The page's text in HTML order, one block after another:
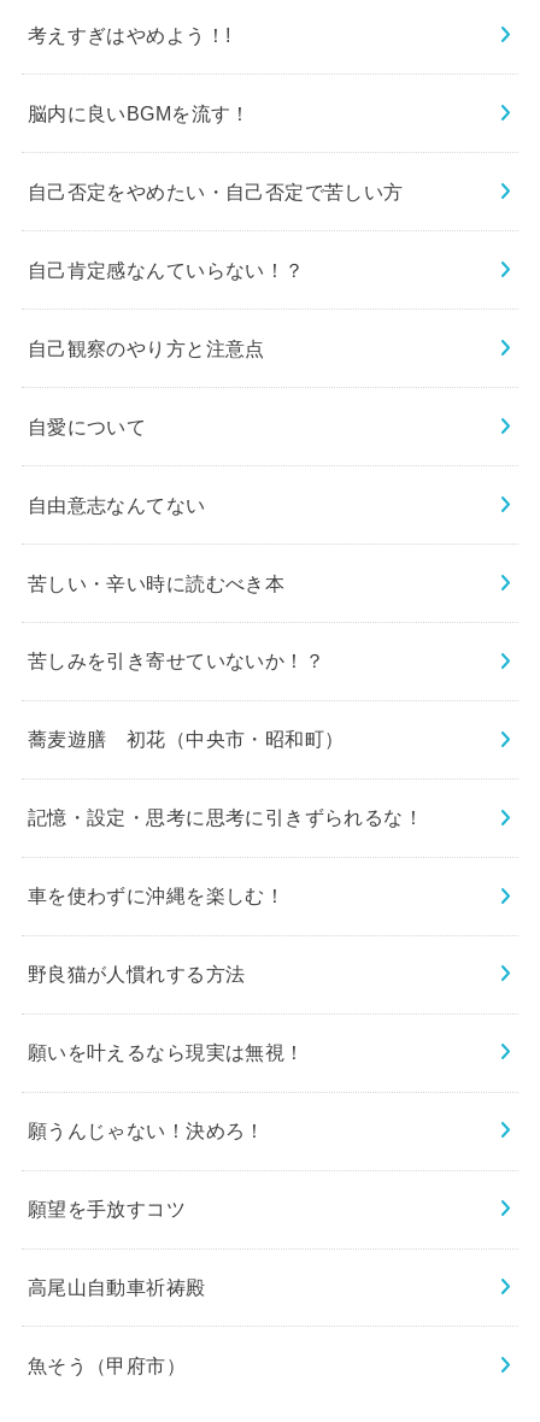
考えすぎはやめよう！!
脳内に良いBGMを流す！
自己否定をやめたい・自己否定で苦しい方
自己肯定感なんていらない！？
自己観察のやり方と注意点
自愛について
自由意志なんてない
苦しい・辛い時に読むべき本
苦しみを引き寄せていないか！？
蕎麦遊膳 初花（中央市・昭和町）
記憶・設定・思考に思考に引きずられるな！
車を使わずに沖縄を楽しむ！
野良猫が人慣れする方法
願いを叶えるなら現実は無視！
願うんじゃない！決めろ！
願望を手放すコツ
高尾山自動車祈祷殿
魚そう（甲府市）